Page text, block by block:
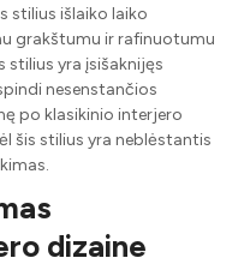
stilius išlaiko laiko
grakštumu ir rafinuotumu
stilius yra įsišaknijęs
nesenstančios
po klasikinio interjero
šis stilius yra neblėstantis
dizaine